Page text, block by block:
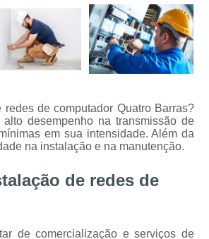
Instalação e
Instalação e Manutenção de Bis BOSCH
Instalação e Manutenção de Catracas
Integração de Sistema de Controle
de Sistema de Aterramento
Manutenção de Energia Solar Curitiba
Projeto e Instalação de SPDA
Alarme
de computador Quatro Barras?
desempenho na transmissão de
em sua intensidade. Além da
na instalação e na manutenção.
de redes de
de comercialização e serviços de